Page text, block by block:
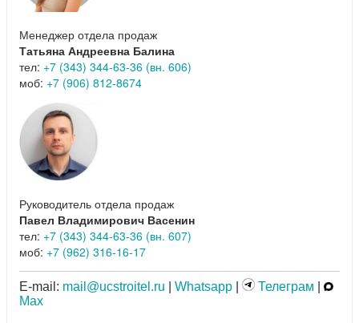
Менеджер отдела продаж
Татьяна Андреевна Балина
тел: +7 (343) 344-63-36 (вн. 606)
моб: +7 (906) 812-8674
Руководитель отдела продаж
Павел Владимирович Васенин
тел: +7 (343) 344-63-36 (вн. 607)
моб: +7 (962) 316-16-17
E-mail: mail@ucstroitel.ru Whatsapp Телеграм
Max